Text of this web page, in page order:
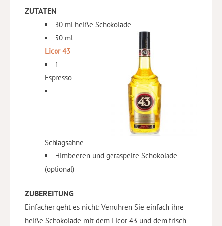
ZUTATEN
80 ml heiße Schokolade
50 ml
Licor 43
1
Espresso
Schlagsahne
Himbeeren und geraspelte Schokolade
(optional)
ZUBEREITUNG
Einfacher geht es nicht: Verrühren Sie einfach ihre
heiße Schokolade mit dem Licor 43 und dem frisch